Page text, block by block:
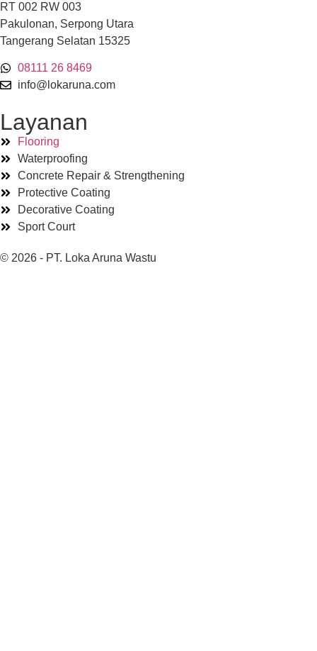
RT 002 RW 003
Pakulonan, Serpong Utara
Tangerang Selatan 15325
08111 26 8469
info@lokaruna.com
Layanan
Flooring
Waterproofing
Concrete Repair & Strengthening
Protective Coating
Decorative Coating
Sport Court
© 2026 - PT. Loka Aruna Wastu